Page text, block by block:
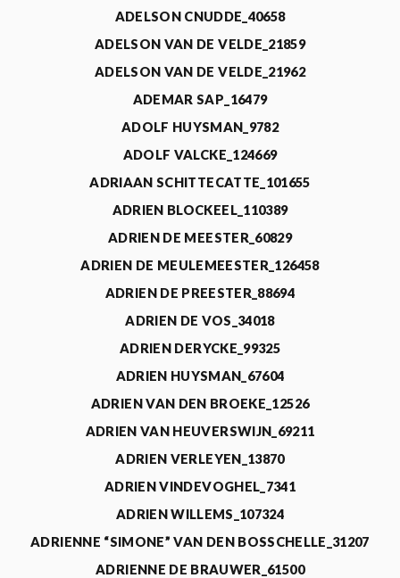
ADELSON CNUDDE_40658
ADELSON VAN DE VELDE_21859
ADELSON VAN DE VELDE_21962
ADEMAR SAP_16479
ADOLF HUYSMAN_9782
ADOLF VALCKE_124669
ADRIAAN SCHITTECATTE_101655
ADRIEN BLOCKEEL_110389
ADRIEN DE MEESTER_60829
ADRIEN DE MEULEMEESTER_126458
ADRIEN DE PREESTER_88694
ADRIEN DE VOS_34018
ADRIEN DERYCKE_99325
ADRIEN HUYSMAN_67604
ADRIEN VAN DEN BROEKE_12526
ADRIEN VAN HEUVERSWIJN_69211
ADRIEN VERLEYEN_13870
ADRIEN VINDEVOGHEL_7341
ADRIEN WILLEMS_107324
ADRIENNE “SIMONE” VAN DEN BOSSCHELLE_31207
ADRIENNE DE BRAUWER_61500